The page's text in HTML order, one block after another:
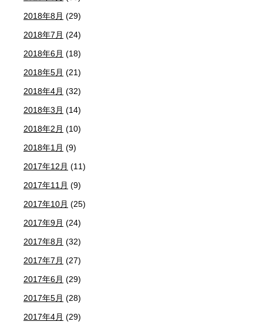
2018年8月 (29)
2018年7月 (24)
2018年6月 (18)
2018年5月 (21)
2018年4月 (32)
2018年3月 (14)
2018年2月 (10)
2018年1月 (9)
2017年12月 (11)
2017年11月 (9)
2017年10月 (25)
2017年9月 (24)
2017年8月 (32)
2017年7月 (27)
2017年6月 (29)
2017年5月 (28)
2017年4月 (29)